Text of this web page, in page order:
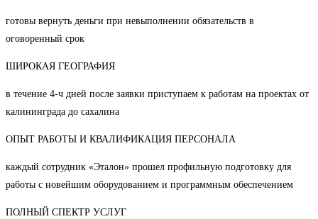
готовы вернуть деньги при невыполнении обязательств в
оговоренный срок
ШИРОКАЯ ГЕОГРАФИЯ
в течение 4-ч дней после заявки приступаем к работам на проектах от
калининграда до сахалина
ОПЫТ РАБОТЫ И КВАЛИФИКАЦИЯ ПЕРСОНАЛА
каждый сотрудник «Эталон» прошел профильную подготовку для
работы с новейшим оборудованием и программным обеспечением
ПОЛНЫЙ СПЕКТР УСЛУГ